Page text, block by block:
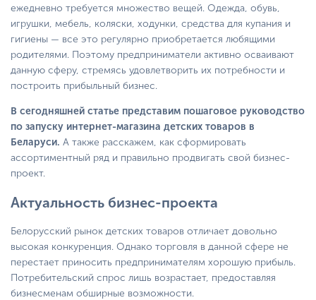
ежедневно требуется множество вещей. Одежда, обувь,
игрушки, мебель, коляски, ходунки, средства для купания и
гигиены — все это регулярно приобретается любящими
родителями. Поэтому предприниматели активно осваивают
данную сферу, стремясь удовлетворить их потребности и
построить прибыльный бизнес.
В сегодняшней статье представим пошаговое руководство
по запуску интернет-магазина детских товаров в
Беларуси. А также расскажем, как сформировать
ассортиментный ряд и правильно продвигать свой бизнес-
проект.
Актуальность бизнес-проекта
Белорусский рынок детских товаров отличает довольно
высокая конкуренция. Однако торговля в данной сфере не
перестает приносить предпринимателям хорошую прибыль.
Потребительский спрос лишь возрастает, предоставляя
бизнесменам обширные возможности.